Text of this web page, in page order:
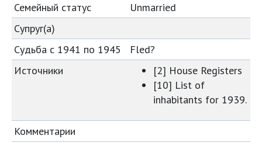
Семейный статус
Unmarried
Супруг(а)
Судьба с 1941 по 1945
Fled?
Источники
[2] House Registers
[10] List of
inhabitants for 1939.
Комментарии